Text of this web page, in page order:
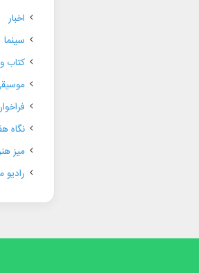
اخبار
سینما
کتاب
نگاه
میز
رادیو